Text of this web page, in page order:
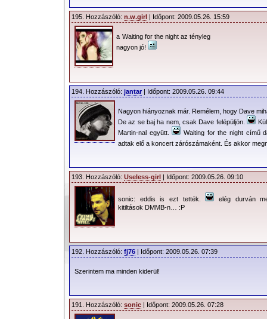
(koncertekkel) kapcsolatban, ez idáig
A helyzet súlyosságát a
Miszerint, Dave Gahan bélrákkal
sajtóközlemnényt fordították félre.
Bízzunk benne, hogy annak
jól informált televízió tette közzé,
hírnek! A további fejleményekről
2009.05.20. 14:30 - Alengyel
is bejelentette a varsói koncert
indokolták, hogy Dave-nek több
felépüléséhez, hogy folytathassák a
2009.05.20. 16:20 - Az együttes
idő szerint ma délután további 3
2009.05.21. 16:30 - Fény az alagút
195. Hozzászóló: n.w.girl | Időpont: 2009.05.26. 15:59
a Waiting for the night az tényleg
nagyon jó!
194. Hozzászóló: jantar | Időpont: 2009.05.26. 09:44
Nagyon hiányoznak már. Remélem, hogy Dave
De az se baj ha nem, csak Dave felépüljön.
Martin-nal együtt.
Waiting for the night című
adtak elő a koncert zárószámaként. És akkor
193. Hozzászóló: Useless-girl | Időpont: 2009.05.26. 09:10
sonic: eddis is ezt tették.
elég durván
kitiltások DMMB-n… :P
192. Hozzászóló: fj76 | Időpont: 2009.05.26. 07:39
Szerintem ma minden kiderül!
191. Hozzászóló: sonic | Időpont: 2009.05.26. 07:28